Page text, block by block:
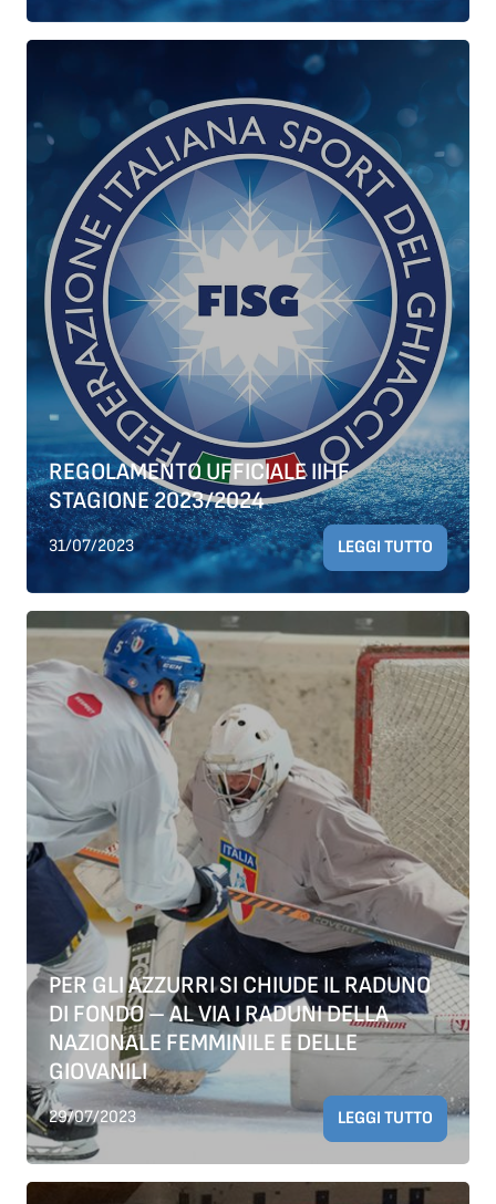
REGOLAMENTO UFFICIALE IIHF
STAGIONE 2023/2024
31/07/2023 LEGGI TUTTO
PER GLI AZZURRI SI CHIUDE IL RADUNO
DI FONDO – AL VIA I RADUNI DELLA
NAZIONALE FEMMINILE E DELLE
GIOVANILI
29/07/2023 LEGGI TUTTO